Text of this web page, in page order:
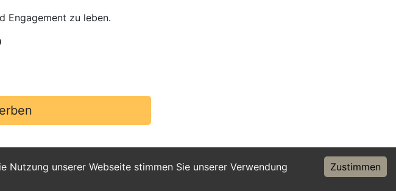
unserer Webseite stimmen Sie unserer Verwendung
Zustimmen
Engagement zu leben.